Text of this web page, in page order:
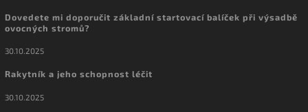
Dovedete mi doporučit základní startovací balíček při výsadbě
ovocných stromů?
30.10.2025
Rakytník a jeho schopnost léčit
30.10.2025